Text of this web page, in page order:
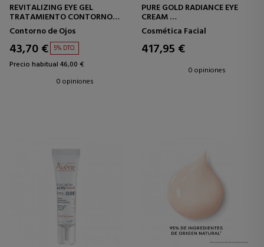
REVITALIZING EYE GEL
TRATAMIENTO CONTORNO
DE OJOS
Contorno de Ojos
43,70 € 5% DTO.
Precio habitual 46,00 €
0 opiniones
PURE GOLD RADIANCE EYE
CREAM
CREMA REVITALIZANTE
CONTORNO DE OJOS
Cosmética Facial
417,95 €
0 opiniones